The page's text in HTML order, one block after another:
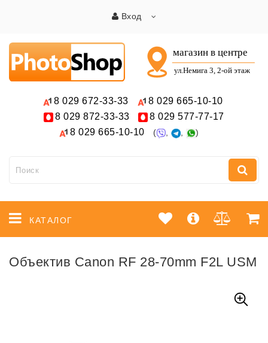
Вход
8 029 672-33-33 8 029 665-10-10
8 029 872-33-33 8 029 577-77-17
8 029 665-10-10 ( , , )
КАТАЛОГ
Объектив Canon RF 28-70mm F2L USM